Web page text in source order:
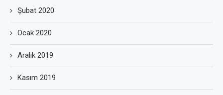
Şubat 2020
Ocak 2020
Aralık 2019
Kasım 2019